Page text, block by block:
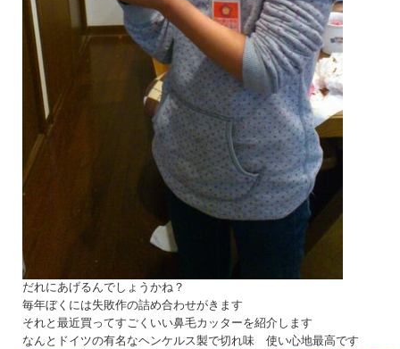
だれにあげるんでしょうかね？
毎年ぼくには失敗作の詰め合わせがきます
それと最近買ってすごくいい鼻毛カッターを紹介します
なんとドイツの有名なヘンケルス製で切れ味 使い心地最高です